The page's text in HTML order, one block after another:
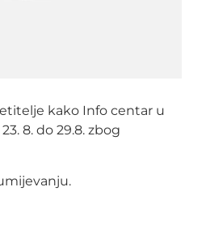
kako Info centar u
8. do 29.8. zbog